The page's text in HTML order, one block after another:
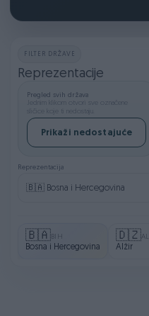
FILTER DRŽAVE
Reprezentacije
Pregled svih država
Jednim klikom otvori sve označene
sličice koje ti nedostaju.
Prikaži nedostajuće
Reprezentacija
🇧🇦 BIH
Bosna i Hercegovina
🇩🇿
Alžir